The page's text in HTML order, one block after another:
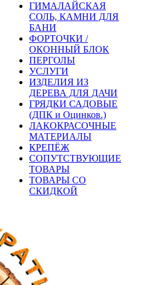
ГИМАЛАЙСКАЯ
СОЛЬ, КАМНИ ДЛЯ
БАНИ
ФОРТОЧКИ /
ОКОННЫЙ БЛОК
ПЕРГОЛЫ
УСЛУГИ
ИЗДЕЛИЯ ИЗ
ДЕРЕВА ДЛЯ ДАЧИ
ГРЯДКИ САДОВЫЕ
(ДПК и Оцинков.)
ЛАКОКРАСОЧНЫЕ
МАТЕРИАЛЫ
КРЕПЁЖ
СОПУТСТВУЮЩИЕ
ТОВАРЫ
ТОВАРЫ СО
СКИДКОЙ